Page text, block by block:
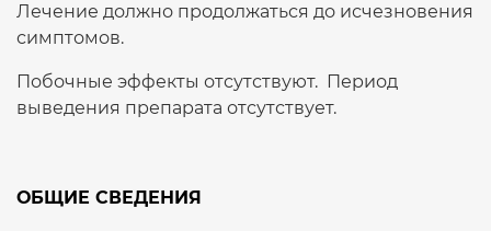
Лечение должно продолжаться до исчезновения
симптомов.
Побочные эффекты отсутствуют. Период
выведения препарата отсутствует.
ОБЩИЕ СВЕДЕНИЯ